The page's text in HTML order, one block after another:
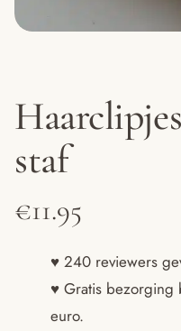
staf
€11.95
♥ 240 reviewers
♥ Gratis
euro.